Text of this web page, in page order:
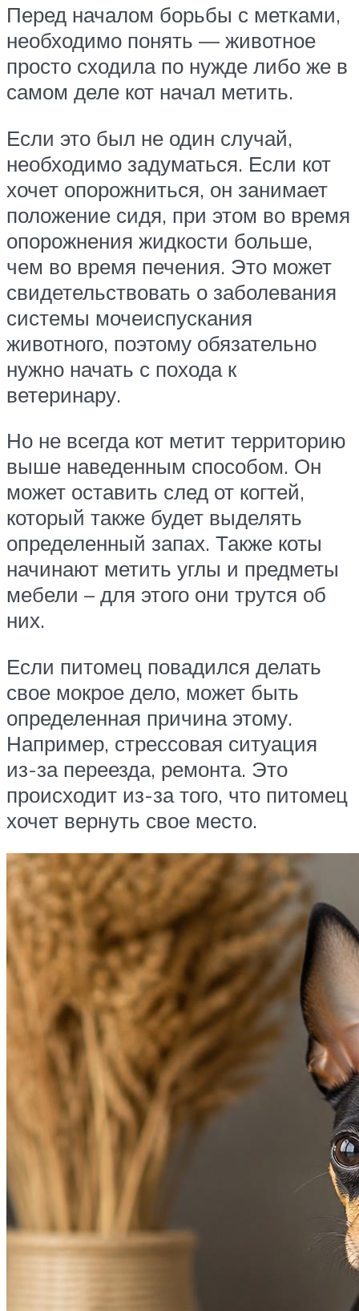
Перед началом борьбы с метками,
необходимо понять — животное
просто сходила по нужде либо же в
самом деле кот начал метить.
Если это был не один случай,
необходимо задуматься. Если кот
хочет опорожниться, он занимает
положение сидя, при этом во время
опорожнения жидкости больше,
чем во время печения. Это может
свидетельствовать о заболевания
системы мочеиспускания
животного, поэтому обязательно
нужно начать с похода к
ветеринару.
Но не всегда кот метит территорию
выше наведенным способом. Он
может оставить след от когтей,
который также будет выделять
определенный запах. Также коты
начинают метить углы и предметы
мебели – для этого они трутся об
них.
Если питомец повадился делать
свое мокрое дело, может быть
определенная причина этому.
Например, стрессовая ситуация
из-за переезда, ремонта. Это
происходит из-за того, что питомец
хочет вернуть свое место.